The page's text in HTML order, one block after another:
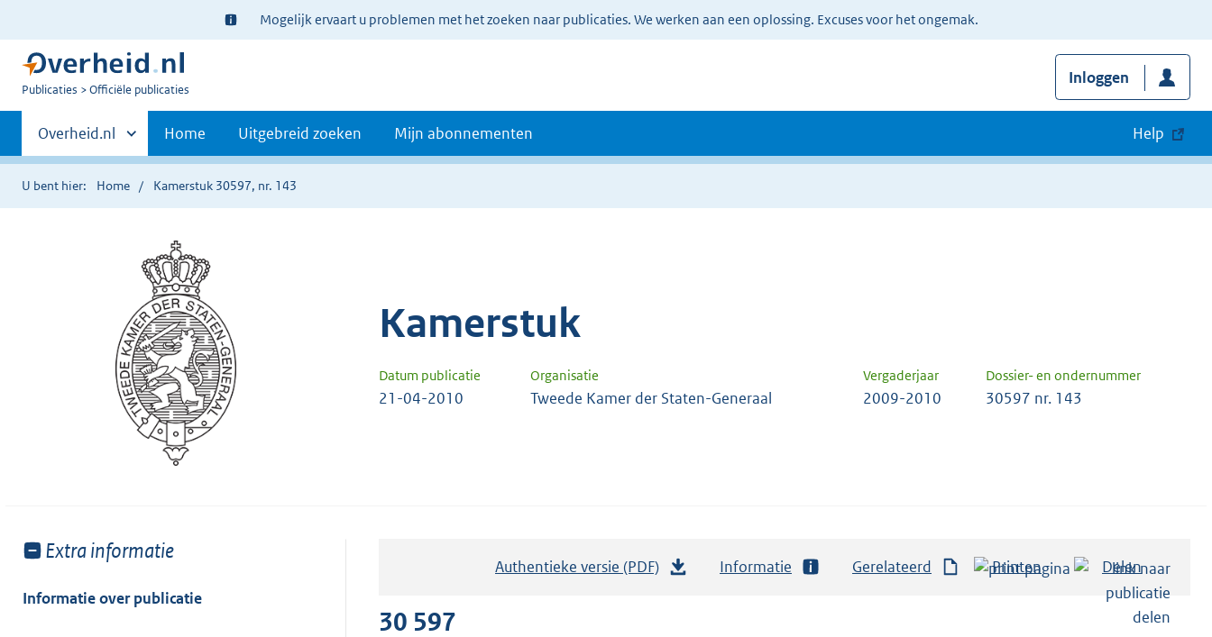
Ter
informatie:
Mogelijk ervaart u problemen met het zoeken naar publicaties. We werken aan een oplossing. Excuses voor het ongemak.
U
Publicaties Officiële publicaties
Inloggen
Primaire
navigatie
Andere
sites
binnen
Overheid.nl Home Uitgebreid zoeken Mijn abonnementen Help
U bent hier: Home Kamerstuk 30597, nr. 143
Kamerstuk
Datum publicatie Organisatie Vergaderjaar Dossier- en ondernummer
21-04-2010 Tweede Kamer der Staten-Generaal 2009-2010 30597 nr. 143
Toon
van:
Extra informatie
Informatie over publicatie
Authentieke versie (PDF) Informatie Gerelateerd Printen Delen
30 597